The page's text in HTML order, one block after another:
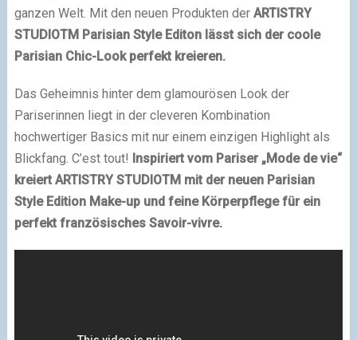
ganzen Welt. Mit den neuen Produkten der ARTISTRY
STUDIOTM Parisian Style Editon lässt sich der coole
Parisian Chic-Look perfekt kreieren.
Das Geheimnis hinter dem glamourösen Look der
Pariserinnen liegt in der cleveren Kombination
hochwertiger Basics mit nur einem einzigen Highlight als
Blickfang. C’est tout! Inspiriert vom Pariser „Mode de vie“
kreiert ARTISTRY STUDIOTM mit der neuen Parisian
Style Edition Make-up und feine Körperpflege für ein
perfekt französisches Savoir-vivre.